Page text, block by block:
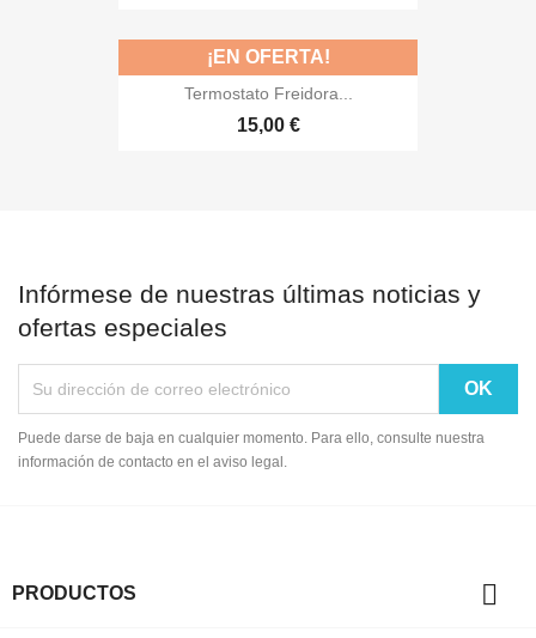
Termostato Freidora...
15,00 €
¡EN OFERTA!
Infórmese de nuestras últimas noticias y
ofertas especiales
Puede darse de baja en cualquier momento. Para ello, consulte nuestra
información de contacto en el aviso legal.
PRODUCTOS 